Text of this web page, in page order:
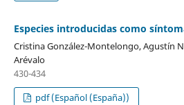
Especies introducidas como
Cristina González-Montelongo, Agustín
Arévalo
430-434
pdf (Español (España))